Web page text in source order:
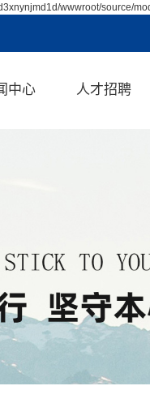
wwwroot/source/
中心 人才招聘